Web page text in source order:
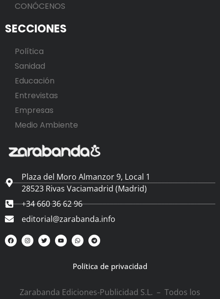
CONÓCENOS
SECCIONES
Política
Sanidad
Educación
Entrevistas
Empresas
Medio Ambiente
Plaza del Moro Almanzor 9, Local 1
28523 Rivas Vaciamadrid (Madrid)
+34 660 36 62 96
editorial@zarabanda.info
Política de privacidad
Zarabanda Ediciones-Publicidad S.L. – Todos los